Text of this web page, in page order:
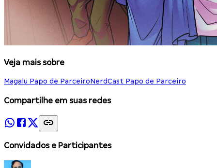
Veja mais sobre
Magalu Papo de ParceiroNerdCast Papo de Parceiro
Compartilhe em suas redes
Convidados e Participantes